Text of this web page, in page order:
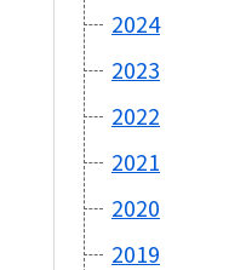
2024
2023
2022
2021
2020
2019